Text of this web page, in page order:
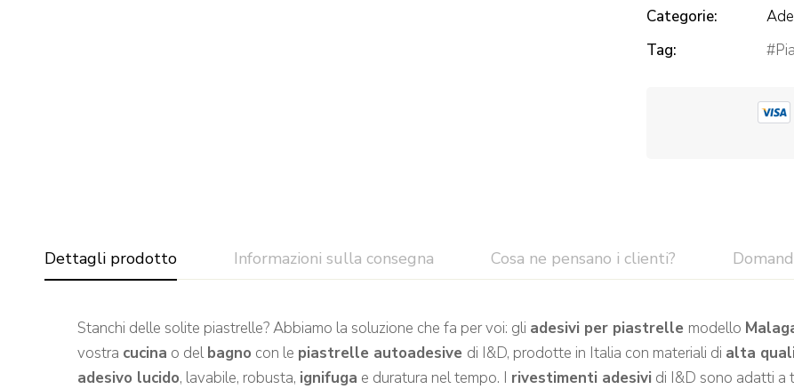
Categorie:
Tag:
Dettagli prodotto Informazioni sulla consegna Cosa ne pensano i clienti?
Stanchi delle solite piastrelle? Abbiamo la soluzione che fa per voi: gli adesivi per piastrelle modello
vostra cucina o delbagno con le piastrelle autoadesive di I&D, prodotte in Italia con materiali di alta
adesivo lucido, lavabile, robusta, ignifuga e duratura nel tempo. I rivestimenti adesivi di I&D sono adatti a